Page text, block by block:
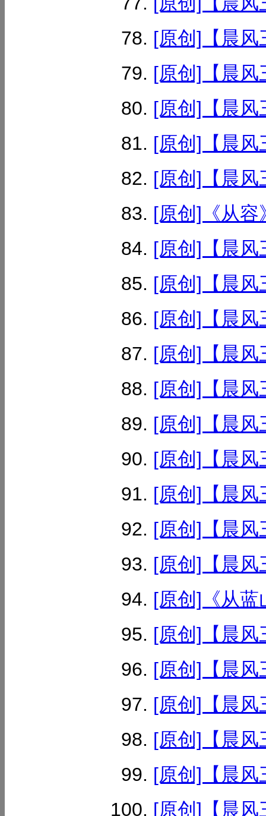
[原创]【晨风
[原创]【晨风
[原创]【晨风
[原创]【晨风
[原创]【晨风
[原创]《从容
[原创]【晨风
[原创]【晨风
[原创]【晨风
[原创]【晨风
[原创]【晨风
[原创]【晨风
[原创]【晨风
[原创]【晨风
[原创]【晨风
[原创]【晨风
[原创]《从蓝
[原创]【晨风
[原创]【晨风
[原创]【晨风
[原创]【晨风
[原创]【晨风
[原创]【晨风